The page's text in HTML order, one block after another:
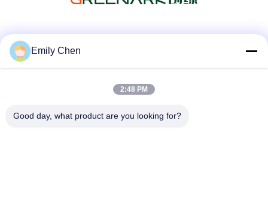
Emily Chen
2:48 PM
Good day, what product are you looking for?